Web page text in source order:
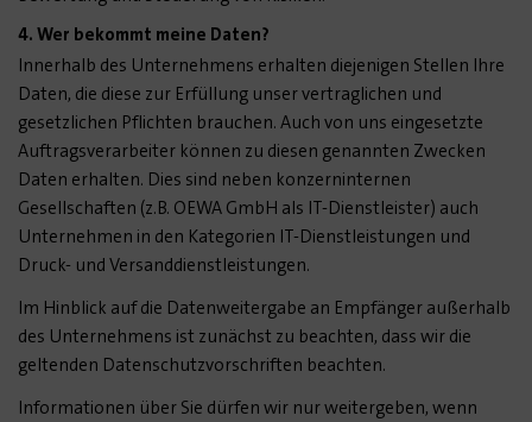
4. Wer bekommt meine Daten?
Innerhalb des Unternehmens erhalten diejenigen Stellen Ihre
Daten, die diese zur Erfüllung unser vertraglichen und
gesetzlichen Pflichten brauchen. Auch von uns eingesetzte
Auftragsverarbeiter können zu diesen genannten Zwecken
Daten erhalten. Dies sind neben konzerninternen
Gesellschaften (z.B. OEWA GmbH als IT-Dienstleister) auch
Unternehmen in den Kategorien IT-Dienstleistungen und
Druck- und Versanddienstleistungen.
Im Hinblick auf die Datenweitergabe an Empfänger außerhalb
des Unternehmens ist zunächst zu beachten, dass wir die
geltenden Datenschutzvorschriften beachten.
Informationen über Sie dürfen wir nur weitergeben, wenn